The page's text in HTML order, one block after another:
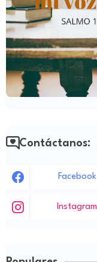
Contáctanos:
Facebook
Instagram